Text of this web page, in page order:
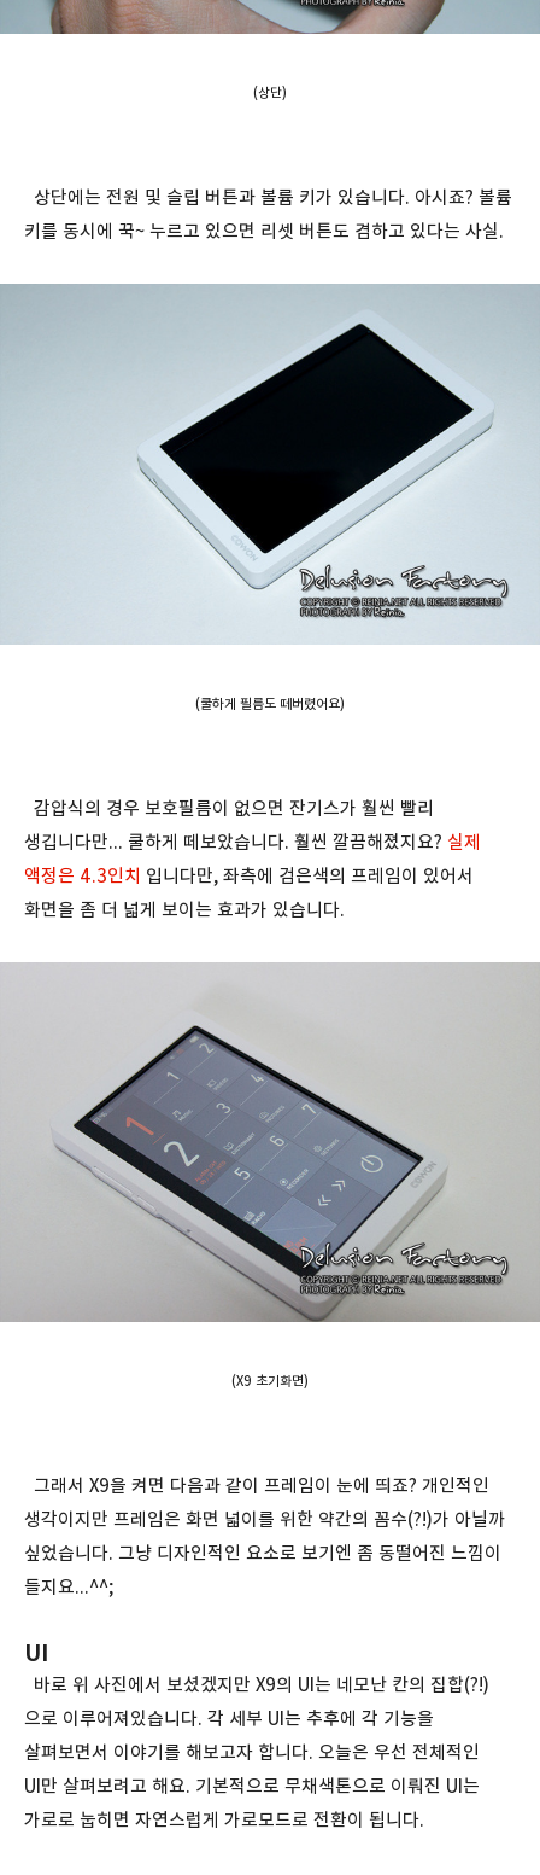
(상단)
상단에는 전원 및 슬립 버튼과 볼륨 키가 있습니다. 아시죠? 볼륨
키를 동시에 꾹~ 누르고 있으면 리셋 버튼도 겸하고 있다는 사실.
(쿨하게 필름도 떼버렸어요)
감압식의 경우 보호필름이 없으면 잔기스가 훨씬 빨리
생깁니다만... 쿨하게 떼보았습니다. 훨씬 깔끔해졌지요? 실제
액정은 4.3인치 입니다만, 좌측에 검은색의 프레임이 있어서
화면을 좀 더 넓게 보이는 효과가 있습니다.
(X9 초기화면)
그래서 X9을 켜면 다음과 같이 프레임이 눈에 띄죠? 개인적인
생각이지만 프레임은 화면 넓이를 위한 약간의 꼼수(?!)가 아닐까
싶었습니다. 그냥 디자인적인 요소로 보기엔 좀 동떨어진 느낌이
들지요...^^;
UI
바로 위 사진에서 보셨겠지만 X9의 UI는 네모난 칸의 집합(?!)
으로 이루어져있습니다. 각 세부 UI는 추후에 각 기능을
살펴보면서 이야기를 해보고자 합니다. 오늘은 우선 전체적인
UI만 살펴보려고 해요. 기본적으로 무채색톤으로 이뤄진 UI는
가로로 눕히면 자연스럽게 가로모드로 전환이 됩니다.